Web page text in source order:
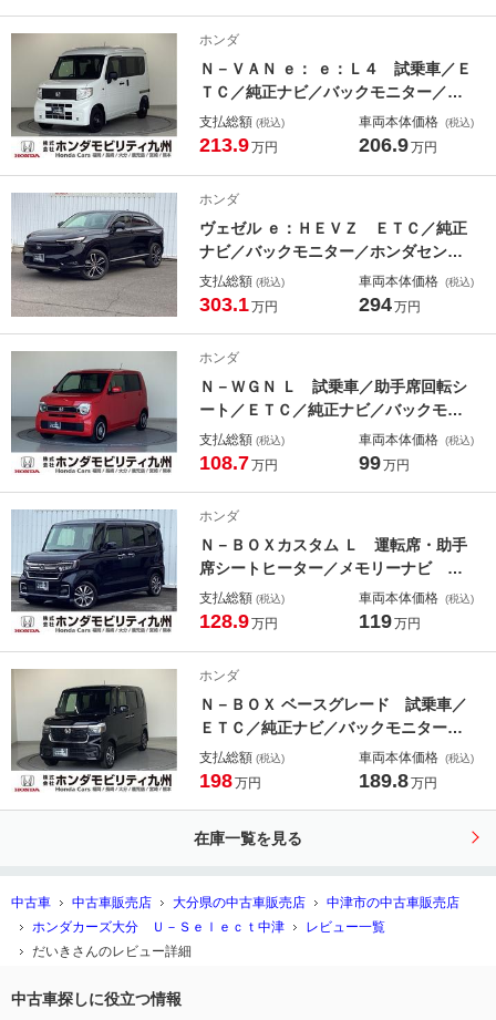
ー 整備記録簿有 ＥＴＣ付 ＵＳＢ
ホンダ
Ｎ－ＶＡＮ ｅ： ｅ：Ｌ４ 試乗車／Ｅ
ＴＣ／純正ナビ／バックモニター／ホ
ンダセンシング 電動格納ミラー パ
ワーウィンドウ フルセグテレビ 横
ト ワンオーナー
支払総額 (税込)
213.9万円
車両本体価格 (税込)
206.9万円
ホンダ
ヴェゼル ｅ：ＨＥＶＺ ＥＴＣ／純正
ナビ／バックモニター／ホンダセンシ
ング Ｓヒータ 地デジフルセグＴ
Ｖ 定期点検記録簿 サイドエアバッ
トライト パワステ
支払総額 (税込)
303.1万円
車両本体価格 (税込)
294万円
ホンダ
Ｎ－ＷＧＮ Ｌ 試乗車／助手席回転シ
ート／ＥＴＣ／純正ナビ／バックモニ
ター／ホンダセンシング ミュージッ
クプレイヤー接続可 衝突軽減ブレー
リアカメラ
支払総額 (税込)
108.7万円
車両本体価格 (税込)
99万円
ホンダ
Ｎ－ＢＯＸカスタム Ｌ 運転席・助手
席シートヒーター／メモリーナビ ス
マートキーシステム 追従型クルコ
ン Ｂｌｕｅｔｏｏｔｈ音楽 電動格
簿 ナビ＆ＴＶ
支払総額 (税込)
128.9万円
車両本体価格 (税込)
119万円
ホンダ
Ｎ－ＢＯＸ ベースグレード 試乗車／
ＥＴＣ／純正ナビ／バックモニター／
ホンダセンシング Ｂｌｕｅｔｏｏｔ
ｈ音楽 オートブレーキ 車線維持支
ＶＤ再生 ＵＳＢ入力
支払総額 (税込)
198万円
車両本体価格 (税込)
189.8万円
在庫一覧を見る
中古車 中古車販売店 大分県の中古車販売店
中津市の中古車販売店
ホンダカーズ大分 Ｕ－Ｓｅｌｅｃｔ中津
レビュー一覧
だいきさんのレビュー詳細
中古車探しに役立つ情報